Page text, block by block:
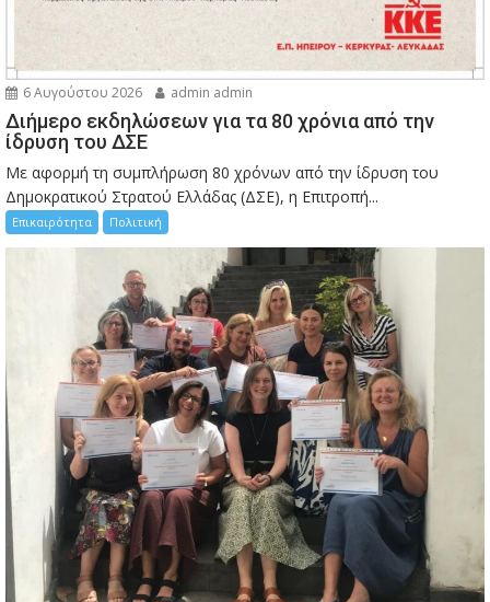
6 Αυγούστου 2026 admin admin
Διήμερο εκδηλώσεων για τα 80 χρόνια από την
ίδρυση του ΔΣΕ
Με αφορμή τη συμπλήρωση 80 χρόνων από την ίδρυση του
Δημοκρατικού Στρατού Ελλάδας (ΔΣΕ), η Επιτροπή...
Επικαιρότητα Πολιτική